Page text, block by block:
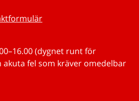
(dygnet runt för
fel som kräver omedelbar